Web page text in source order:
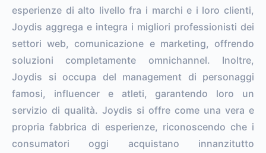
esperienze di alto livello fra i marchi e i loro clienti,
Joydis aggrega e integra i migliori professionisti dei
settori web, comunicazione e marketing, offrendo
soluzioni completamente omnichannel. Inoltre,
Joydis si occupa del management di personaggi
famosi, influencer e atleti, garantendo loro un
servizio di qualità. Joydis si offre come una vera e
propria fabbrica di esperienze, riconoscendo che i
consumatori oggi acquistano innanzitutto